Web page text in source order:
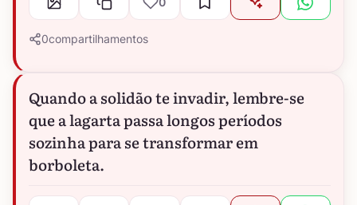
0compartilhamentos
Quando a solidão te invadir, lembre-se
que a lagarta passa longos períodos
sozinha para se transformar em
borboleta.